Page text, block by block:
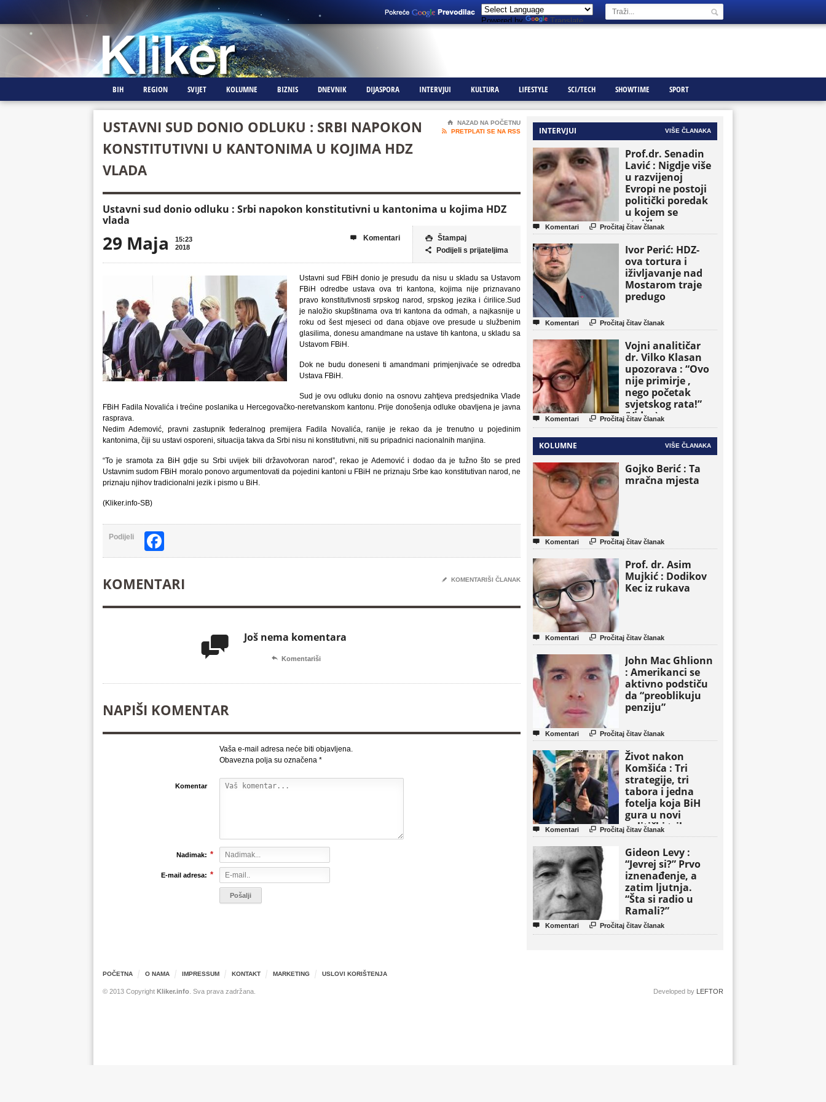
Powered by Translate
BIH REGION SVIJET KOLUMNE BIZNIS DNEVNIK DIJASPORA INTERVJUI KULTURA LIFESTYLE SCI/TECH SHOWTIME SPORT
USTAVNI SUD DONIO ODLUKU : SRBI NAPOKON
KONSTITUTIVNI U KANTONIMA U KOJIMA HDZ
VLADA
⌂
NAZAD NA POČETNU

PRETPLATI SE NA RSS
Ustavni sud donio odluku : Srbi napokon konstitutivni u kantonima u kojima HDZ
vlada
29 Maja
15:23
2018
 Štampaj
 Podijeli s prijateljima
 Komentari
Ustavni sud FBiH donio je presudu da nisu u skladu sa Ustavom
FBiH odredbe ustava ova tri kantona, kojima nije priznavano
pravo konstitutivnosti srpskog narod, srpskog jezika i ćirilice.Sud
je naložio skupštinama ova tri kantona da odmah, a najkasnije u
roku od šest mjeseci od dana objave ove presude u službenim
glasilima, donesu amandmane na ustave tih kantona, u skladu sa
Ustavom FBiH.
Dok ne budu doneseni ti amandmani primjenjivaće se odredba
Ustava FBiH.
Sud je ovu odluku donio na osnovu zahtjeva predsjednika Vlade
FBiH Fadila Novalića i trećine poslanika u Hercegovačko-neretvanskom kantonu. Prije donošenja odluke obavljena je javna
rasprava.
Nedim Ademović, pravni zastupnik federalnog premijera Fadila Novalića, ranije je rekao da je trenutno u pojedinim
kantonima, čiji su ustavi osporeni, situacija takva da Srbi nisu ni konstitutivni, niti su pripadnici nacionalnih manjina.
“To je sramota za BiH gdje su Srbi uvijek bili državotvoran narod”, rekao je Ademović i dodao da je tužno što se pred
Ustavnim sudom FBiH moralo ponovo argumentovati da pojedini kantoni u FBiH ne priznaju Srbe kao konstitutivan narod, ne
priznaju njihov tradicionalni jezik i pismo u BiH.
(Kliker.info-SB)
Podijeli
KOMENTARI ✎ KOMENTARIŠI ČLANAK
 Još nema komentara
 Komentariši
NAPIŠI KOMENTAR
Vaša e-mail adresa neće biti objavljena.
Obavezna polja su označena *
Komentar
Nadimak: *
E-mail adresa: *
INTERVJUI VIŠE ČLANAKA
Prof.dr. Senadin
Lavić : Nigdje više
u razvijenoj
Evropi ne postoji
politički poredak
u kojem se
etničke grupe
pojavljuju kao
osnovne političke
jedinice
 Komentari  Pročitaj čitav članak
Ivor Perić: HDZ-
ova tortura i
iživljavanje nad
Mostarom traje
predugo
 Komentari  Pročitaj čitav članak
Vojni analitičar
dr. Vilko Klasan
upozorava : “Ovo
nije primirje ,
nego početak
svjetskog rata!”
(Video)
 Komentari  Pročitaj čitav članak
KOLUMNE VIŠE ČLANAKA
Gojko Berić : Ta
mračna mjesta
 Komentari  Pročitaj čitav članak
Prof. dr. Asim
Mujkić : Dodikov
Kec iz rukava
 Komentari  Pročitaj čitav članak
John Mac Ghlionn
: Amerikanci se
aktivno podstiču
da “preoblikuju
penziju”
 Komentari  Pročitaj čitav članak
Život nakon
Komšića : Tri
strategije, tri
tabora i jedna
fotelja koja BiH
gura u novi
politički triler
 Komentari  Pročitaj čitav članak
Gideon Levy :
“Jevrej si?” Prvo
iznenađenje, a
zatim ljutnja.
“Šta si radio u
Ramali?”
 Komentari  Pročitaj čitav članak
POČETNA O NAMA IMPRESSUM KONTAKT MARKETING USLOVI KORIŠTENJA
© 2013 Copyright Kliker.info. Sva prava zadržana. Developed by LEFTOR